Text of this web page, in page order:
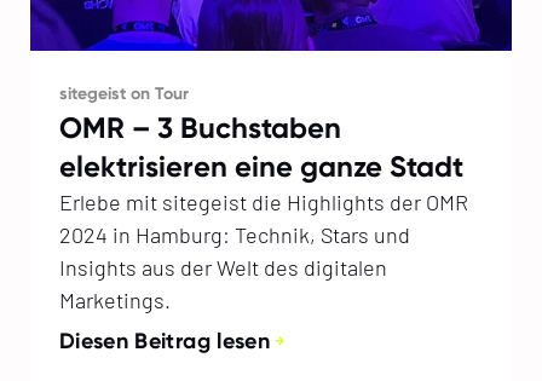
sitegeist on Tour
OMR – 3 Buchstaben
elektrisieren eine ganze Stadt
Erlebe mit sitegeist die Highlights der OMR
2024 in Hamburg: Technik, Stars und
Insights aus der Welt des digitalen
Marketings.
Diesen Beitrag lesen